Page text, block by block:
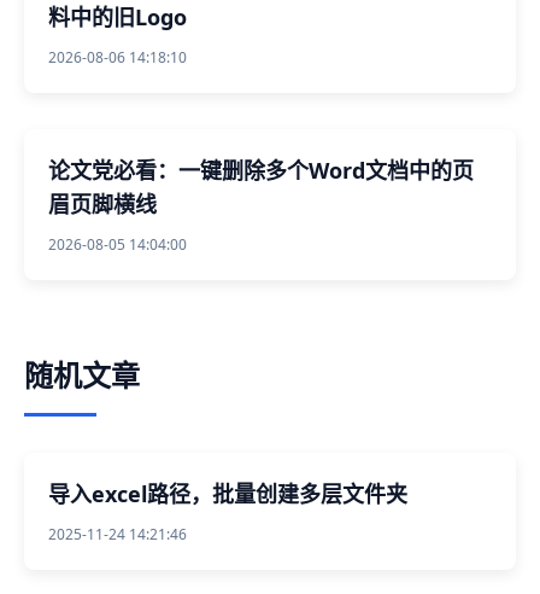
料中的旧Logo
2026-08-06 14:18:10
论文党必看：一键删除多个Word文档中的页
眉页脚横线
2026-08-05 14:04:00
随机文章
导入excel路径，批量创建多层文件夹
2025-11-24 14:21:46